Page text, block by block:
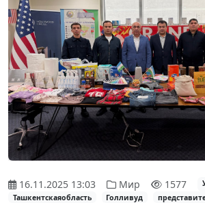
16.11.2025 13:03 Мир 1577
Ташкентскаяобласть
Голливуд